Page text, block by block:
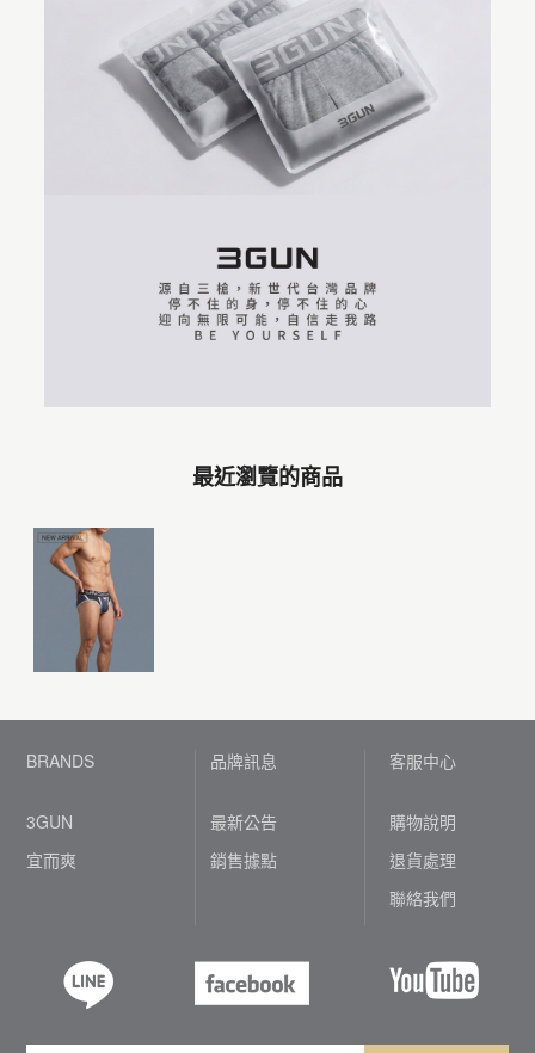
最近瀏覽的商品
BRANDS
3GUN
宜而爽
品牌訊息
最新公告
銷售據點
客服中心
購物說明
退貨處理
聯絡我們